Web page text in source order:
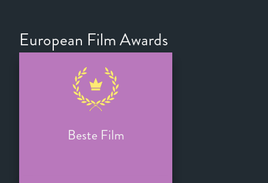
European Film Awards
Beste Film